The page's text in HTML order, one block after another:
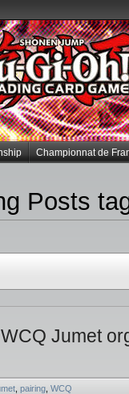
Championnat de
Posts
Jumet
pairing WCQ